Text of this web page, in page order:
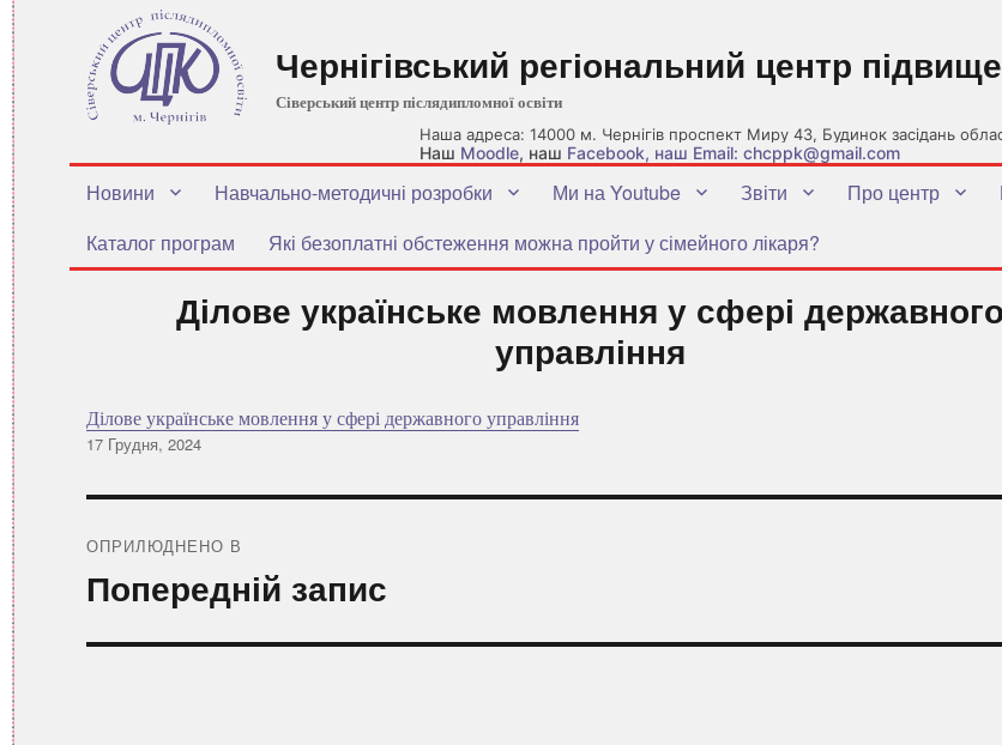
Наша адреса: 14000 м. Чернігів проспект Миру 43, Будинок засідань
Наш Moodle, наш Facebook, наш Email: chcppk@gmail.com
Чернігівський регіональний центр
Сіверський центр післядипломної освіти
Новини Навчально-методичні розробки Ми на Youtube Звіти Про центр
Каталог програм
Які безоплатні обстеження можна пройти у сімейного лікаря?
Ділове українське мовлення у сфері державного
управління
Ділове українське мовлення у сфері державного управління
Оприлюднено
17 Грудня, 2024
записів
ОПРИЛЮДНЕНО В
Попередній запис